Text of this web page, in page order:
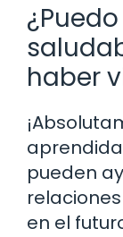
haber
pueden
en el